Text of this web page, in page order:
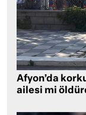
Afyon’da
ailesi mi